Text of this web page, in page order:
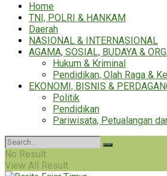
Home
TNI, POLRI & HANKAM
Daerah
NASIONAL & INTERNASIONAL
AGAMA, SOSIAL, BUDAYA &
Hukum & Kriminal
Pendidikan, Olah Raga &
EKONOMI, BISNIS &
Politik
Pendidikan
Pariwisata, Petualangan
No Result
View All Result